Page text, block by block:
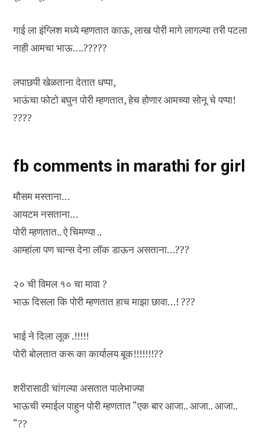
गाई ला इंग्लिश मध्ये म्हणतात काऊ, लाख पोरी मागे लागल्या तरी पटला
नाही आमचा भाऊ….?????
लपाछपी खेळताना देतात धप्पा,
भाऊंचा फोटो बघुन पोरी म्हणतात, हेच होणार आमच्या सोनू चे पप्पा!
????
fb comments in marathi for girl
मौसम मस्ताना…
आयटम नसताना…
पोरी म्हणतात.. ऐ चिमण्या ..
आम्हांला पण चान्स देना लॉक डाऊन असताना…???
२० ची विमल १० चा मावा ?
भाऊ दिसला कि पोरी म्हणतात हाच माझा छावा…! ???
भाई ने दिला लूक .!!!!!
पोरी बोलतात करू का कार्यालय बूक!!!!!!!??
शरीरासाठी चांगल्या असतात पालेभाज्या
भाऊची स्माईल पाहुन पोरी म्हणतात “एक बार आजा.. आजा.. आजा..
“??